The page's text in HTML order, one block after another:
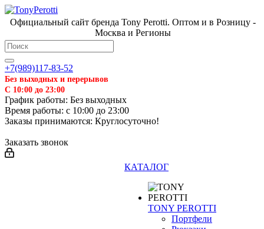
Официальный сайт бренда Tony Perotti. Оптом и в Розницу -
Москва и Регионы
+7(989)117-83-52
Без выходных и перерывов
С 10:00 до 23:00
График работы: Без выходных
Время работы: с 10:00 до 23:00
Заказы принимаются: Круглосуточно!
Заказать звонок
КАТАЛОГ
TONY PEROTTI
Портфели